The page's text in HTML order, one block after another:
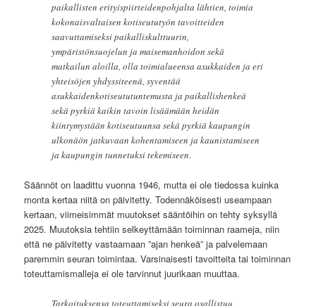
paikallisten erityispiirteidenpohjalta lähtien, toimia
kokonaisvaltaisen kotiseututyön tavoitteiden
saavuttamiseksi paikalliskulttuurin,
ympäristönsuojelun ja maisemanhoidon sekä
matkailun aloilla, olla toimialueensa asukkaiden ja eri
yhteisöjen yhdyssiteenä, syventää
asukkaidenkotiseututuntemusta ja paikallishenkeä
sekä pyrkiä kaikin tavoin lisäämään heidän
kiintymystään kotiseutuunsa sekä pyrkiä kaupungin
ulkonäön jatkuvaan kohentamiseen ja kaunistamiseen
ja kaupungin tunnetuksi tekemiseen.
Säännöt on laadittu vuonna 1946, mutta ei ole tiedossa kuinka
monta kertaa niitä on päivitetty. Todennäköisesti useampaan
kertaan, viimeisimmät muutokset sääntöihin on tehty syksyllä
2025. Muutoksia tehtiin selkeyttämään toiminnan raameja, niin
että ne päivitetty vastaamaan ”ajan henkeä” ja palvelemaan
paremmin seuran toimintaa. Varsinaisesti tavoitteita tai toiminnan
toteuttamismalleja ei ole tarvinnut juurikaan muuttaa.
Tarkoituksensa toteuttamiseksi seura osallistuu